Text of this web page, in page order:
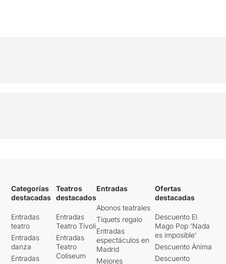
Categorías
destacadas
Entradas
teatro
Entradas
danza
Entradas
Teatros
destacados
Entradas
Teatro Tívoli
Entradas
Teatro
Coliseum
Entradas
Abonos teatrales
Tiquets regalo
Entradas
espectáculos en
Madrid
Mejores
Ofertas
destacadas
Descuento El
Mago Pop 'Nada
es imposible'
Descuento Ànima
Descuento